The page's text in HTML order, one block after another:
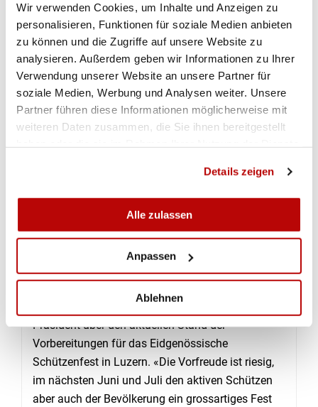
Wir verwenden Cookies, um Inhalte und Anzeigen zu
personalisieren, Funktionen für soziale Medien anbieten
zu können und die Zugriffe auf unsere Website zu
analysieren. Außerdem geben wir Informationen zu Ihrer
Verwendung unserer Website an unsere Partner für
soziale Medien, Werbung und Analysen weiter. Unsere
Partner führen diese Informationen möglicherweise mit
weiteren Daten zusammen, die Sie ihnen bereitgestellt
Details zeigen
Alle zulassen
Anpassen
Ablehnen
Rahmen des Wettkampfs «bester Jungschütze der
Schweiz» entgegennehmen. Schliesslich durften
auch Eduard Feuz (SV Ruswil), Peter
Kammermann (Zentroniker Wolhusen), Martin
Schuhmacher (PS Schüpfheim-Flühli), Raphael
Zumbühl (FSG Wolhusen), Janine Frei (WV
Pfaffnau) und die Zentroniker Wolhusen, die
Publikum treten und den Applaus für ihre starken
Leistungen entgegennehmen.
ENGAGIERTE VOTEN GEGEN DAS VERSCHÄRFTE
WAFFENRECHT
Präsident über den aktuellen Stand der
Vorbereitungen für das Eidgenössische
Schützenfest in Luzern. «Die Vorfreude ist riesig,
im nächsten Juni und Juli den aktiven Schützen
aber auch der Bevölkerung ein grossartiges Fest